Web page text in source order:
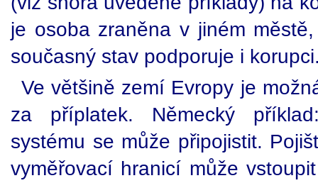
je osoba zraněna v jiném
současný stav podporuje i
Ve většině zemí Evropy je
za příplatek. Německý
systému se může připojistit.
vyměřovací hranicí může